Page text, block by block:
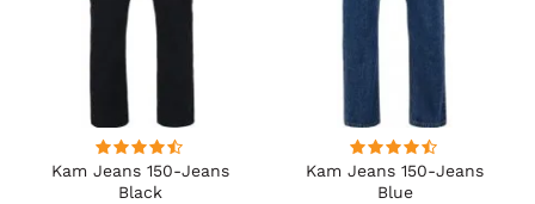
Kam Jeans 150-Jeans
Black
Kam Jeans 150-Jeans
Blue